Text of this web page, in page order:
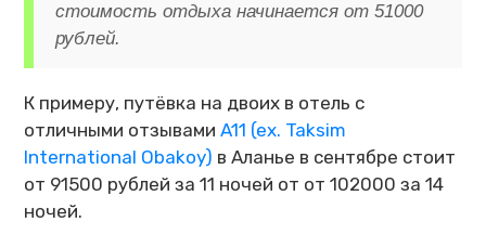
стоимость отдыха начинается от 51000
рублей.
К примеру, путёвка на двоих в отель с
отличными отзывамиA11 (ex. Taksim
International Obakoy) в Аланье в сентябре стоит
от 91500 рублей за 11 ночей от от 102000 за 14
ночей.